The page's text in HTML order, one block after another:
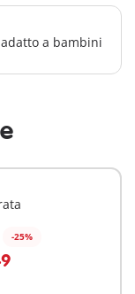
a bambini
-25%
al carrello